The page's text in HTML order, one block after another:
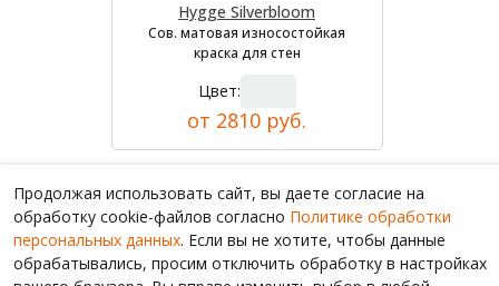
Hygge Silverbloom
Сов. матовая износостойкая
краска для стен
Цвет:
от 2810 руб.
Продолжая использовать сайт, вы даете согласие на
обработку cookie-файлов согласно Политике обработки
персональных данных. Если вы не хотите, чтобы данные
обрабатывались, просим отключить обработку в настройках